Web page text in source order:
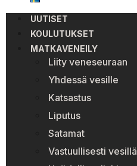
UUTISET
KOULUTUKSET
MATKAVENEILY
Liity veneseuraan
Yhdessä vesille
Katsastus
Liputus
Satamat
Vastuullisesti vesillä